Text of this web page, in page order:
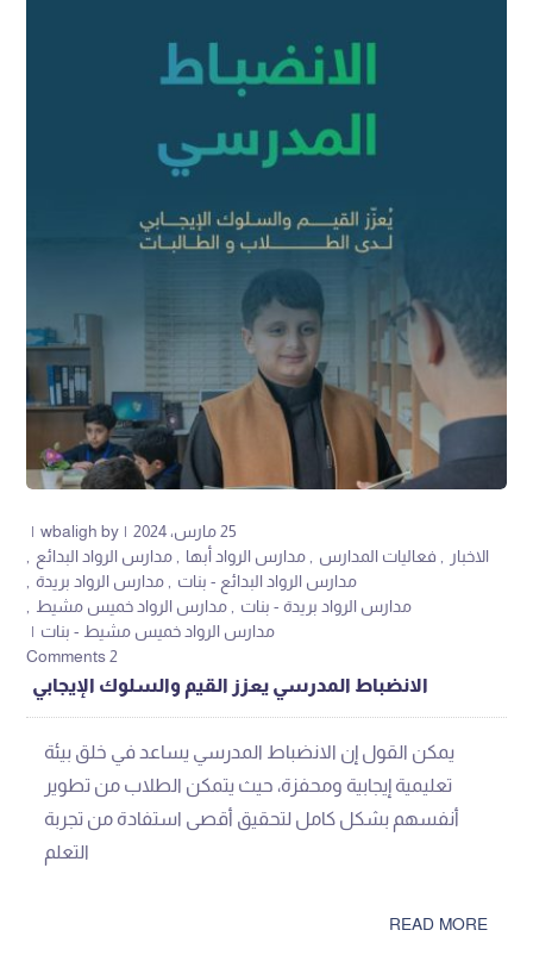
25 مارس، 2024 by
wbaligh
الاخبار
فعاليات المدارس مدارس الرواد أبها
مدارس الرواد البدائع
مدارس الرواد البدائع - بنات
مدارس الرواد بريدة
مدارس الرواد بريدة - بنات
مدارس الرواد خميس مشيط
مدارس الرواد خميس مشيط - بنات
2 Comments
الانضباط المدرسي يعزز القيم والسلوك الإيجابي
يمكن القول إن الانضباط المدرسي يساعد في خلق بيئة
تعليمية إيجابية ومحفزة، حيث يتمكن الطلاب من تطوير
أنفسهم بشكل كامل لتحقيق أقصى استفادة من تجربة
التعلم
READ MORE